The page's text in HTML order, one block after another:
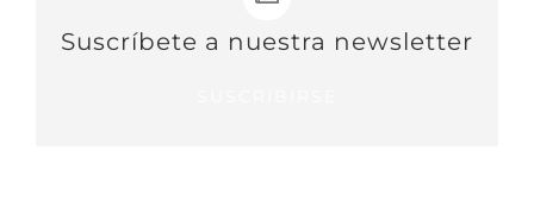
Suscríbete a nuestra newsletter